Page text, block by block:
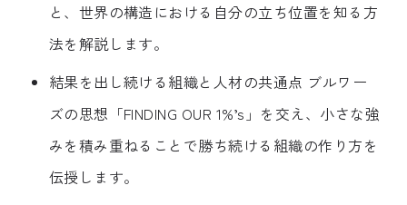
と、世界の構造における自分の立ち位置を知る方
法を解説します。
結果を出し続ける組織と人材の共通点 ブルワー
ズの思想「FINDING OUR 1%’s」を交え、小さな強
みを積み重ねることで勝ち続ける組織の作り方を
伝授します。